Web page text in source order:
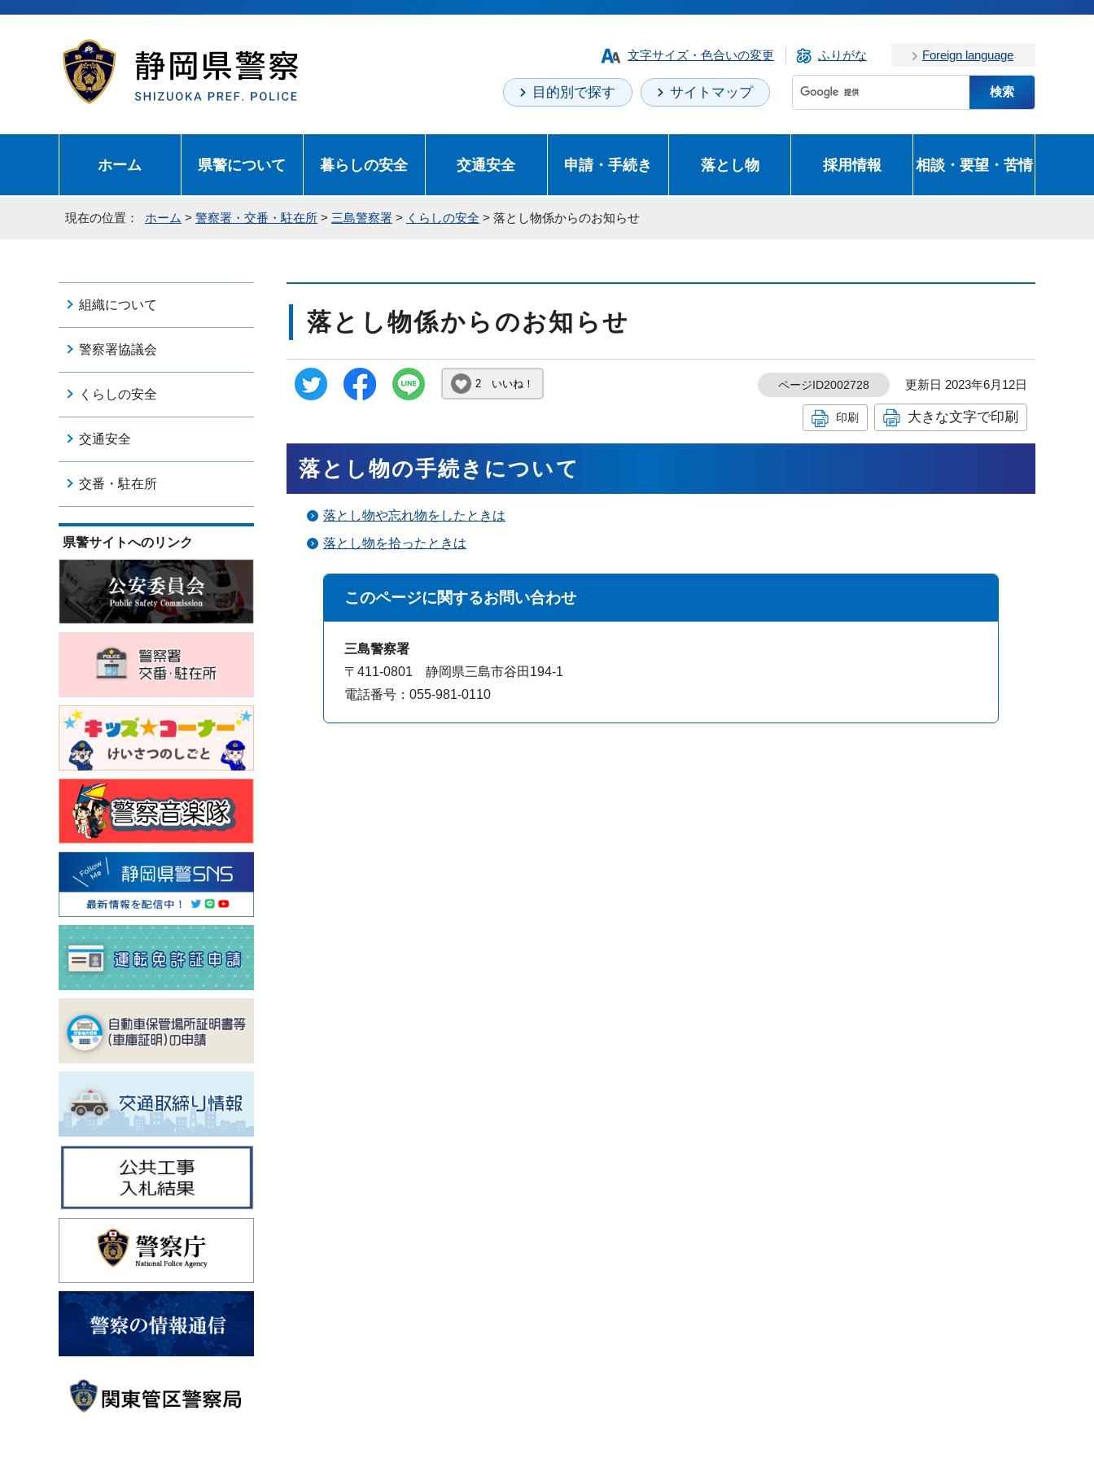
文字サイズ・色合いの変更 ふりがな Foreign language
目的別で探す サイトマップ
ホーム 県警について 暮らしの安全 交通安全 申請・手続き 落とし物 採用情報 相談・要望・苦情
現在の位置： ホーム > 警察署・交番・駐在所 > 三島警察署 > くらしの安全 > 落とし物係からのお知らせ
落とし物係からのお知らせ
2 いいね！ ページID2002728 更新日 2023年6月12日
印刷 大きな文字で印刷
落とし物の手続きについて
落とし物や忘れ物をしたときは
落とし物を拾ったときは
このページに関するお問い合わせ
三島警察署
〒411-0801 静岡県三島市谷田194-1
電話番号：055-981-0110
組織について
警察署協議会
くらしの安全
交通安全
交番・駐在所
県警サイトへのリンク